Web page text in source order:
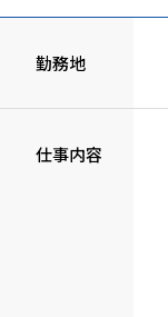
勤務地
仕事内容